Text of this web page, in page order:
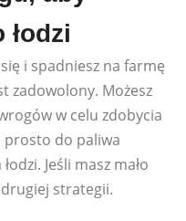
i spadniesz na farmę
zadowolony. Możesz
w celu zdobycia
prosto do paliwa
Jeśli masz mało
strategii.